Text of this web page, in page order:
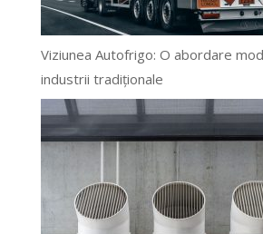
Viziunea Autofrigo: O abordare
industrii tradiționale